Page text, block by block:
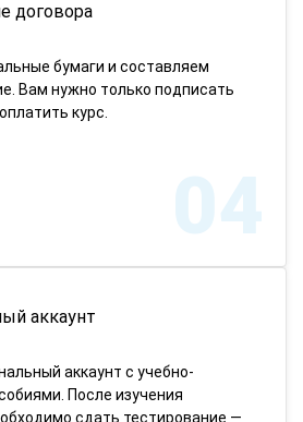
договора
бумаги и составляем
Вам нужно только подписать
курс.
04
аккаунт
аккаунт с учебно-
После изучения
сдать тестирование —